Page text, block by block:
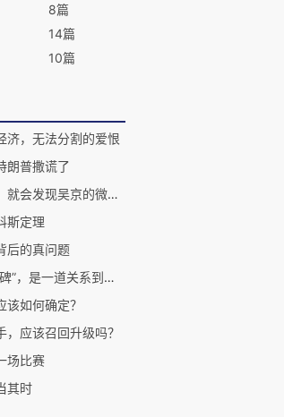
8篇
14篇
10篇
济，无法分割的爱恨
朗普撒谎了
了解《镖人》的历史背景，就会发现吴京的微妙变化
斯定理
后的真问题
“独身女子逝世，买不买墓碑”，是一道关系到每个人的中国墓地伦理题
如何确定？
应该召回升级吗？
场比赛
其时